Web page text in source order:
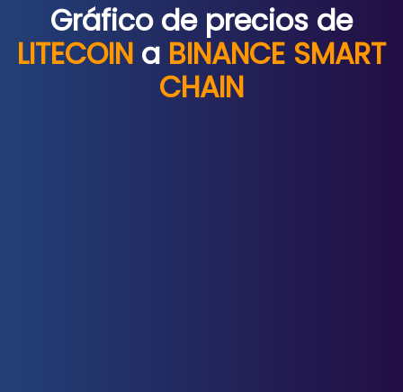
Gráfico de precios de
LITECOIN a BINANCE SMART
CHAIN